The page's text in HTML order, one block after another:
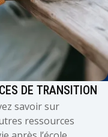
DE TRANSITION
savoir sur
ressources